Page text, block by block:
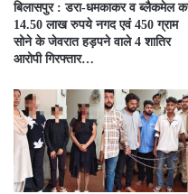
बिलासपुर : डरा-धमकाकर व ब्लैकमेल
14.50 लाख रुपये नगद एवं 450 ग्राम
सोने के जेवरात हड़पने वाले 4 शातिर
आरोपी गिरफ्तार…